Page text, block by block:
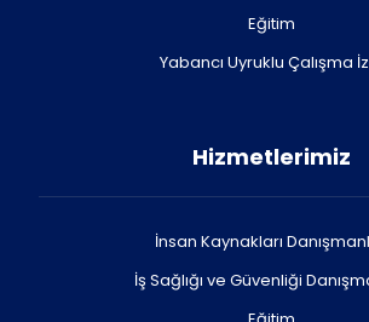
Eğitim
Yabancı Uyruklu Çalışma
Hizmetlerimiz
İnsan Kaynakları
İş Sağlığı ve Güvenliği